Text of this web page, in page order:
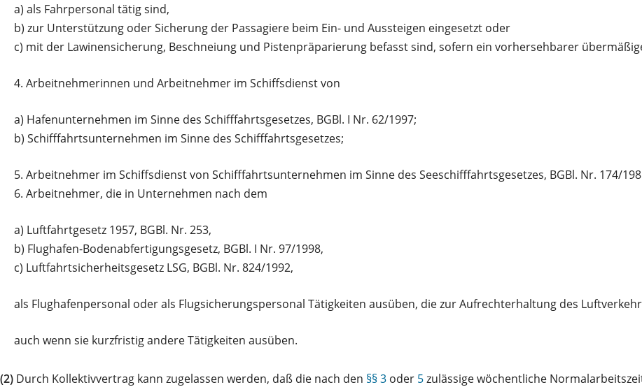
a) als Fahrpersonal tätig sind,
b) zur Unterstützung oder Sicherung der Passagiere beim Ein- und Aussteigen eingesetzt oder
c) mit der Lawinensicherung, Beschneiung und Pistenpräparierung befasst sind, sofern ein vorhersehbarer
4. Arbeitnehmerinnen und Arbeitnehmer im Schiffsdienst von
a) Hafenunternehmen im Sinne des Schifffahrtsgesetzes, BGBl. I Nr. 62/1997;
b) Schifffahrtsunternehmen im Sinne des Schifffahrtsgesetzes;
5. Arbeitnehmer im Schiffsdienst von Schifffahrtsunternehmen im Sinne des Seeschifffahrtsgesetzes, BGBl. Nr. 174/
6. Arbeitnehmer, die in Unternehmen nach dem
a) Luftfahrtgesetz 1957, BGBl. Nr. 253,
b) Flughafen-Bodenabfertigungsgesetz, BGBl. I Nr. 97/1998,
c) Luftfahrtsicherheitsgesetz LSG, BGBl. Nr. 824/1992,
als Flughafenpersonal oder als Flugsicherungspersonal Tätigkeiten ausüben, die zur Aufrechterhaltung des
auch wenn sie kurzfristig andere Tätigkeiten ausüben.
(2) Durch Kollektivvertrag kann zugelassen werden, daß die nach den §§ 3 oder 5zulässige wöchentliche